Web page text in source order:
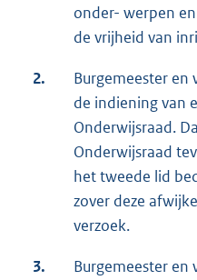
onder- werpen
de vrijheid van
2.
Burgemeester en
de indiening van
Onderwijsraad.
Onderwijsraad
het tweede lid
zover deze
verzoek.
3.
Burgemeester en